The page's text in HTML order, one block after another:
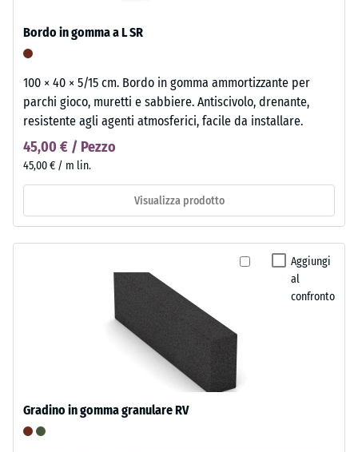
Bordo in gomma a L SR
100 × 40 × 5/15 cm. Bordo in gomma ammortizzante per
parchi gioco, muretti e sabbiere. Antiscivolo, drenante,
resistente agli agenti atmosferici, facile da installare.
45,00 € / Pezzo
45,00 € / m lin.
Visualizza prodotto
Aggiungi
al
confronto
Gradino in gomma granulare RV